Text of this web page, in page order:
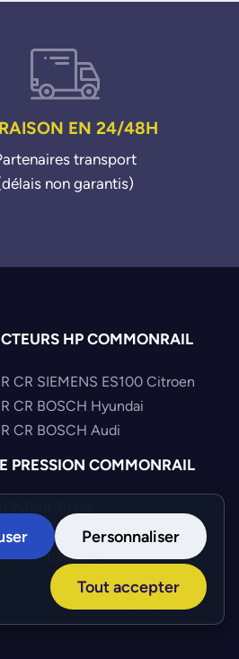
EN 24/48H
transport
non garantis)
HP COMMONRAIL
CR SIEMENS ES100 Citroen
CR BOSCH Hyundai
CR BOSCH Audi
PRESSION COMMONRAIL
Alfa-Romeo
Nissan
Création :
Personnaliser
Tout accepter